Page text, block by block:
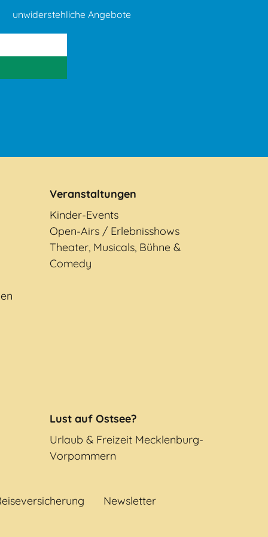
unwiderstehliche Angebote
Veranstaltungen
Kinder-Events
Open-Airs / Erlebnisshows
Theater, Musicals, Bühne &
Comedy
Lust auf Ostsee?
Urlaub & Freizeit Mecklenburg-
Vorpommern
Newsletter